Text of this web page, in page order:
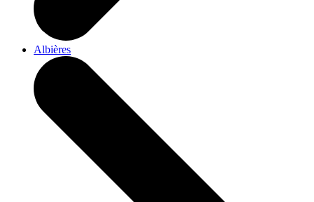
Albières